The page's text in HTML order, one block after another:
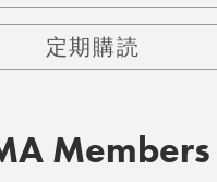
定期購読
Members